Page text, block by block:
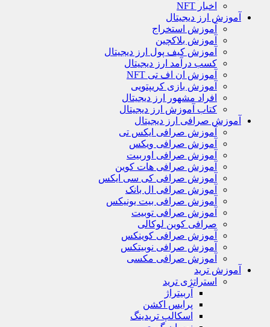
اخبار NFT
آموزش ارز دیجیتال
آموزش استخراج
آموزش بلاکچین
آموزش کیف پول ارز دیجیتال
کسب درآمد ارز دیجیتال
آموزش ان اف تی NFT
آموزش بازی کریپتویی
افراد مشهور ارز دیجیتال
کتاب آموزش ارز دیجیتال
آموزش صرافی ارز دیجیتال
آموزش صرافی ایکس تی
آموزش صرافی ویکس
آموزش صرافی اوربیت
آموزش صرافی هات کوین
آموزش صرافی کی سی ایکس
آموزش صرافی ال بانک
آموزش صرافی بیت یونیکس
آموزش صرافی توبیت
صرافی کوین لوکالی
آموزش صرافی کوینکس
آموزش صرافی نوبیتکس
آموزش صرافی مکسی
آموزش ترید
استراتژی‌ ترید
آربیتراژ
پرایس اکشن
اسکالپ تریدینگ